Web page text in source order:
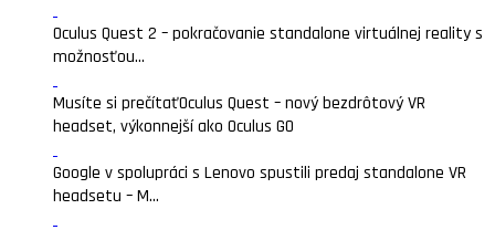
Oculus Quest 2 – pokračovanie standalone virtuálnej reality s
možnosťou...
Musíte si prečítaťOculus Quest – nový bezdrôtový VR
headset, výkonnejší ako Oculus GO
Google v spolupráci s Lenovo spustili predaj standalone VR
headsetu – M...